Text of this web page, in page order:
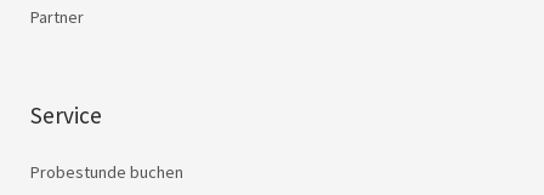
Partner
Service
Probestunde buchen